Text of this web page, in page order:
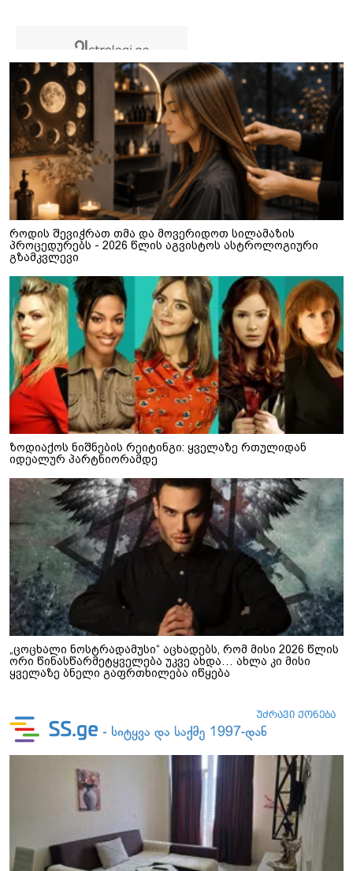
როდის შევიჭრათ თმა და მოვერიდოთ სილამაზის
პროცედურებს - 2026 წლის აგვისტოს ასტროლოგიური
გზამკვლევი
ზოდიაქოს ნიშნების რეიტინგი: ყველაზე რთულიდან
იდეალურ პარტნიორამდე
„ცოცხალი ნოსტრადამუსი“ აცხადებს, რომ მისი 2026 წლის
ორი წინასწარმეტყველება უკვე ახდა… ახლა კი მისი
ყველაზე ბნელი გაფრთხილება იწყება